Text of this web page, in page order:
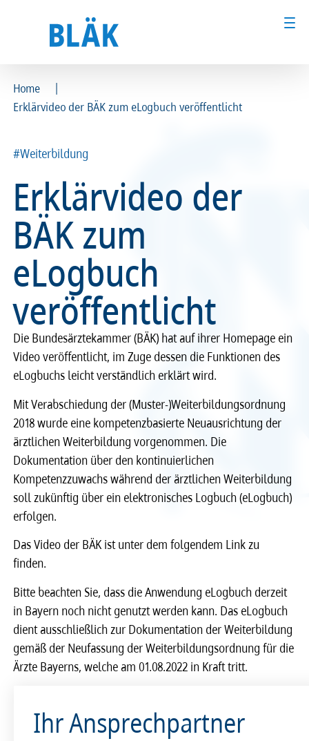
Ärztinnen und Ärzte
MFA & Fachpersonal
Patientinnen und Patienten
Kammer & Politik
Presse
Karriere
Recht
Service & Kontakt
meineBLÄK
Ärztinnen und Ärzte
MFA & Fachpersonal
Patientinnen und Patienten
Kammer & Politik
Presse
Karriere
Recht
Service & Kontakt
meineBLÄK
Home
|
Erklärvideo der BÄK zum eLogbuch veröffentlicht
#Weiterbildung
Erklärvideo der
BÄK zum
eLogbuch
veröffentlicht
Die Bundesärztekammer (BÄK) hat auf ihrer Homepage ein
Video veröffentlicht, im Zuge dessen die Funktionen des
eLogbuchs leicht verständlich erklärt wird.
Mit Verabschiedung der (Muster-)Weiterbildungsordnung
2018 wurde eine kompetenzbasierte Neuausrichtung der
ärztlichen Weiterbildung vorgenommen. Die
Dokumentation über den kontinuierlichen
Kompetenzzuwachs während der ärztlichen Weiterbildung
soll zukünftig über ein elektronisches Logbuch (eLogbuch)
erfolgen.
Das Video der BÄK ist unter dem folgendem Link zu
finden.
Bitte beachten Sie, dass die Anwendung eLogbuch derzeit
in Bayern noch nicht genutzt werden kann. Das eLogbuch
dient ausschließlich zur Dokumentation der Weiterbildung
gemäß der Neufassung der Weiterbildungsordnung für die
Ärzte Bayerns, welche am 01.08.2022 in Kraft tritt.
Ihr Ansprechpartner